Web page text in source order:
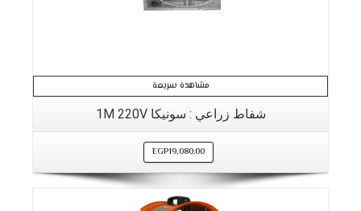
مشاهدة سريعة
شفاط زراعي : سونيكا 1M 220V
EGP19,080.00